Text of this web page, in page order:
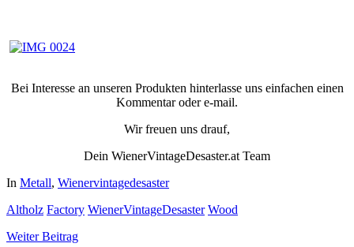
Bei Interesse an unseren Produkten hinterlasse uns einfachen einen
Kommentar oder e-mail.
Wir freuen uns drauf,
Dein WienerVintageDesaster.at Team
In Metall, Wienervintagedesaster
Altholz Factory WienerVintageDesaster Wood
WeiterBeitrag